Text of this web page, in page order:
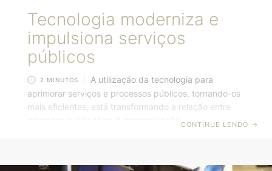
Tecnologia moderniza e
impulsiona serviços
públicos
2 MINUTOS
A utilização da tecnologia para
aprimorar serviços e processos públicos, tornando-os
mais eficientes, está transformando a relação entre
governos e cidadãos. A modernização eCONTINUE LENDO →